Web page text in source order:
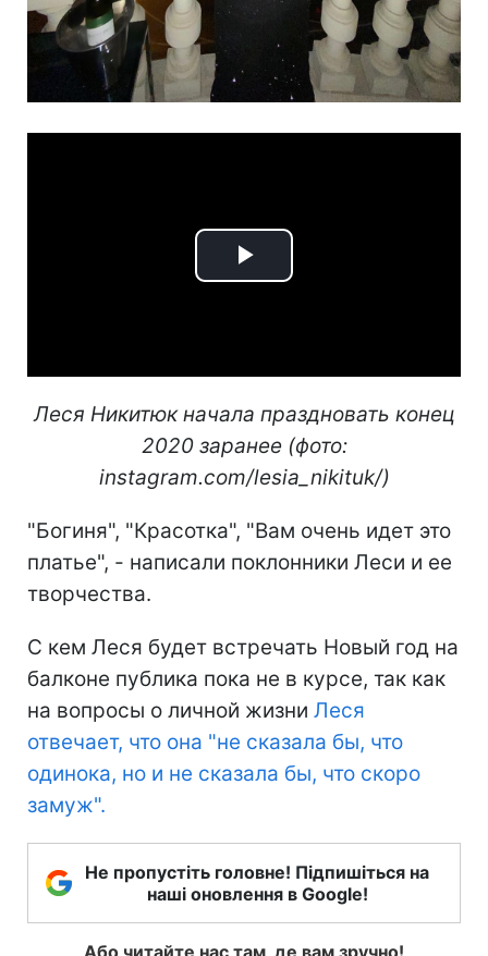
Play
Леся Никитюк начала праздновать конец
2020 заранее (фото:
instagram.com/lesia_nikituk/)
"Богиня", "Красотка", "Вам очень идет это
платье", - написали поклонники Леси и ее
творчества.
С кем Леся будет встречать Новый год на
балконе публика пока не в курсе, так как
на вопросы о личной жизни Леся
отвечает, что она "не сказала бы, что
одинока, но и не сказала бы, что скоро
замуж".
Не пропустіть головне! Підпишіться на
наші оновлення в Google!